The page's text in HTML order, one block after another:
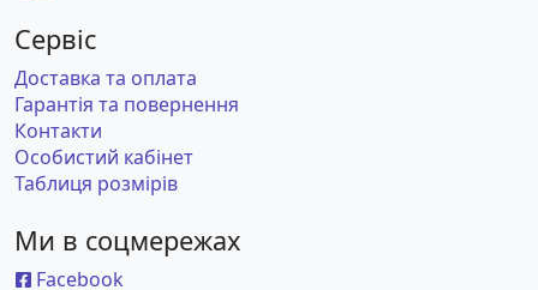
Сервіс
Доставка та оплата
Гарантія та повернення
Контакти
Особистий кабінет
Таблиця розмірів
Ми в соцмережах
Facebook